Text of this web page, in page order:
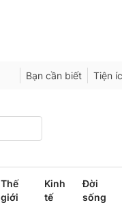
Bạn cần biết Tiện
Thế
giới
Kinh
tế
Đời
sống